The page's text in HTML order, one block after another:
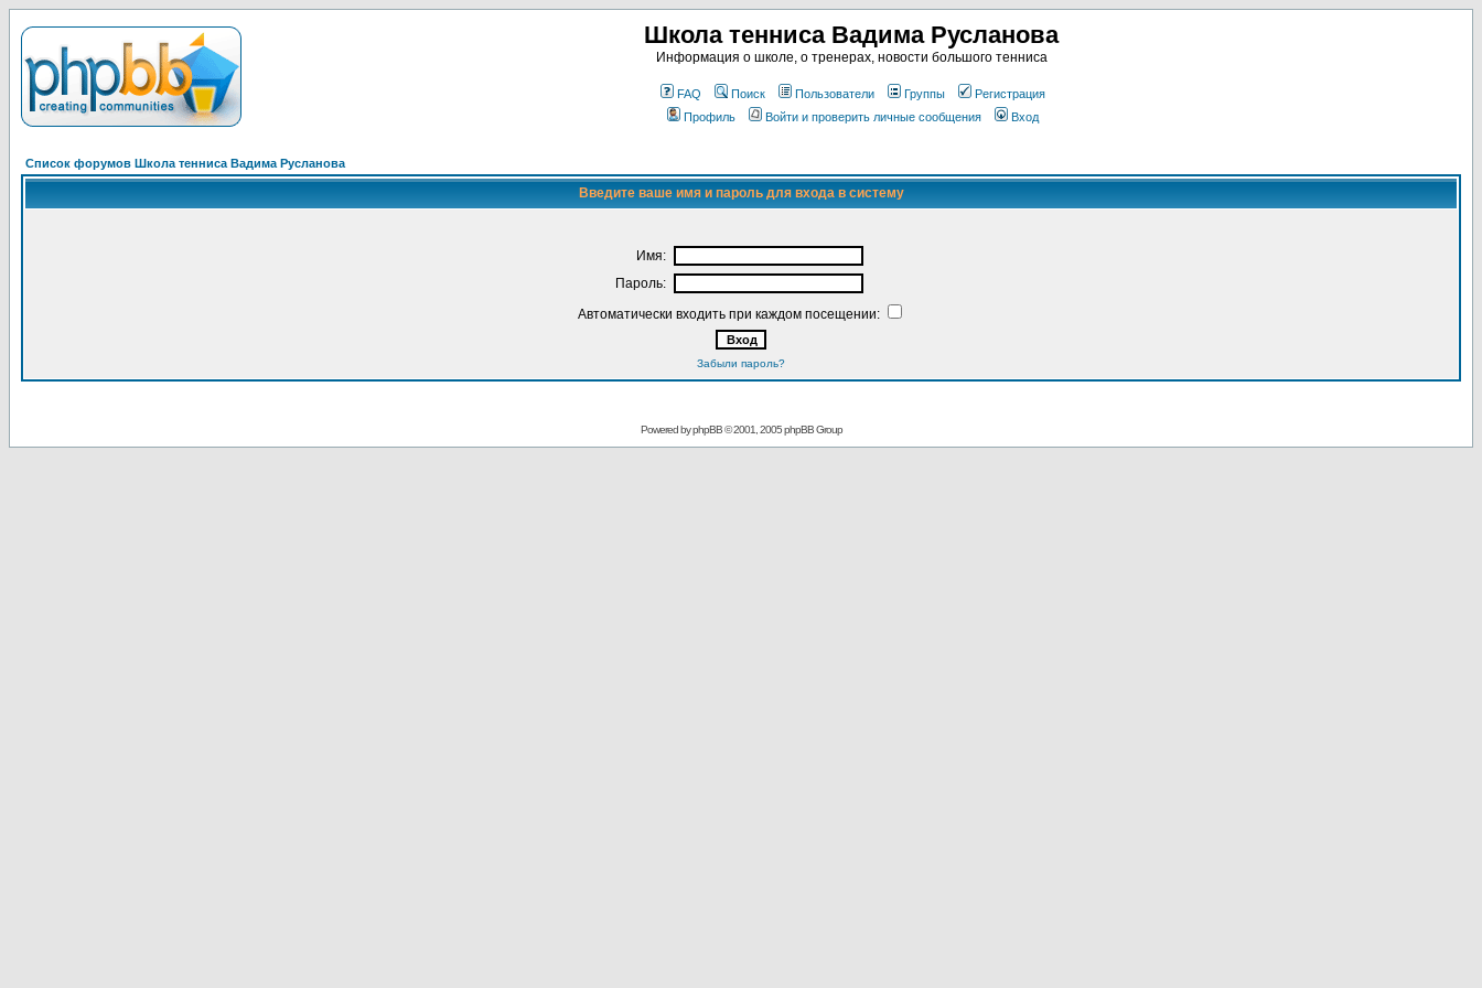
Школа тенниса Вадима Русланова
Информация о школе, о тренерах, новости большого тенниса
FAQ Поиск Пользователи Группы
Регистрация
Профиль
Войти и проверить личные сообщения Вход
Список форумов Школа тенниса Вадима Русланова
Введите ваше имя и пароль для входа в систему
Имя:
Пароль:
Автоматически входить при каждом посещении:
Забыли пароль?
Powered byphpBB© 2001, 2005 phpBB Group